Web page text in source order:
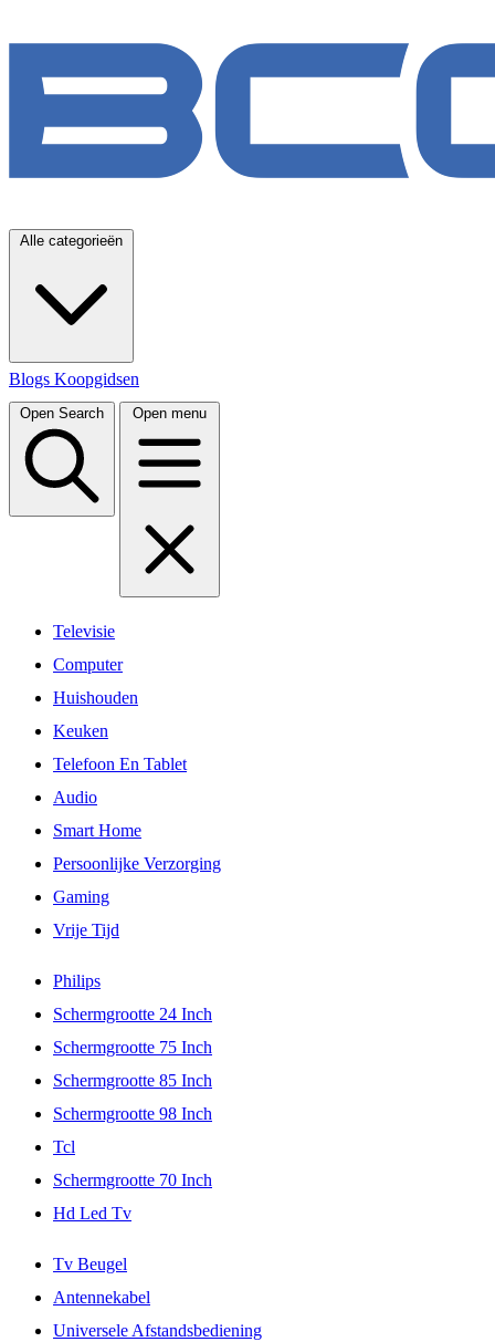
Alle categorieën
Blogs Koopgidsen
Open Search Open menu
Televisie
Computer
Huishouden
Keuken
Telefoon En Tablet
Audio
Smart Home
Persoonlijke Verzorging
Gaming
Vrije Tijd
Philips
Schermgrootte 24 Inch
Schermgrootte 75 Inch
Schermgrootte 85 Inch
Schermgrootte 98 Inch
Tcl
Schermgrootte 70 Inch
Hd Led Tv
Tv Beugel
Antennekabel
Universele Afstandsbediening